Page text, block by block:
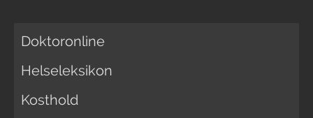
Doktoronline
Helseleksikon
Kosthold